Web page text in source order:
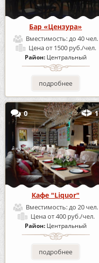
Бар «Цензура»
Вместимость:до 40 чел.
Ценаот 1500 руб./чел.
Район: Центральный
подробнее
0 1
Кафе "Liquor"
Вместимость:до 20 чел.
Ценаот 400 руб./чел.
Район: Центральный
подробнее